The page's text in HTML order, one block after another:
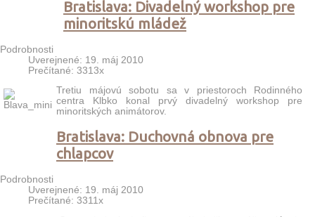
Bratislava: Divadelný workshop pre
minoritskú mládež
Podrobnosti
Uverejnené: 19. máj 2010
Prečítané: 3313x
Tretiu májovú sobotu sa v priestoroch Rodinného
centra Klbko konal prvý divadelný workshop pre
minoritských animátorov.
Bratislava: Duchovná obnova pre
chlapcov
Podrobnosti
Uverejnené: 19. máj 2010
Prečítané: 3311x